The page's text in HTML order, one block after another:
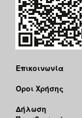
Επικοινωνία
Όροι Χρήσης
Δήλωση